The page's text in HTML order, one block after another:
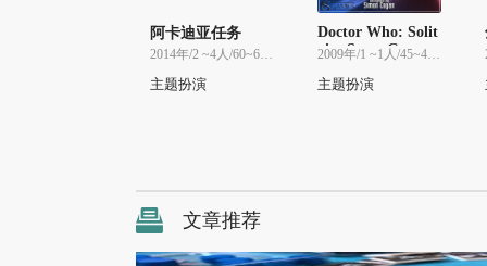
阿卡迪亚任务
2014年/2 ~4人/60~60分
主题扮演
Doctor Who: Solit
aire Story Game2009年/1 ~1人/45~45分
主题扮演
文章推荐